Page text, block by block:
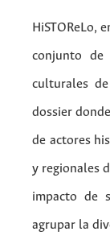
HiSTOReLo,
conjunto de
culturales
dossier
de actores
y regionales
impacto de
agrupar la